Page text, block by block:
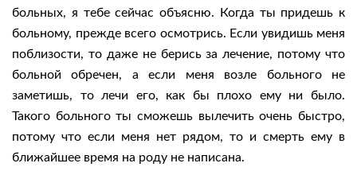
больных, я тебе сейчас объясню. Когда ты придешь к
больному, прежде всего осмотрись. Если увидишь меня
поблизости, то даже не берись за лечение, потому что
больной обречен, а если меня возле больного не
заметишь, то лечи его, как бы плохо ему ни было.
Такого больного ты сможешь вылечить очень быстро,
потому что если меня нет рядом, то и смерть ему в
ближайшее время на роду не написана.